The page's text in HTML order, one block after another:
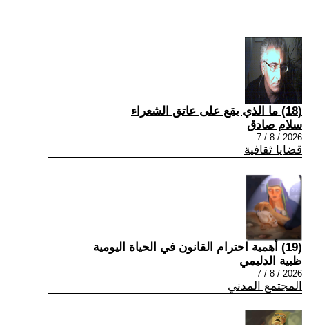
(18) ما الذي يقع على عاتق الشعراء
سلام صادق
2026 / 8 / 7
قضايا ثقافية
(19) أهمية احترام القانون في الحياة اليومية
ظبية الدليمي
2026 / 8 / 7
المجتمع المدني